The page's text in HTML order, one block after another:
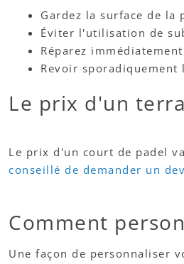
Gardez la surface de la
Éviter l'utilisation de
Réparez
Revoir
Le prix d'un
Le prix d'un court de padel
conseillé de demander un
Comment
Une façon de personnaliser